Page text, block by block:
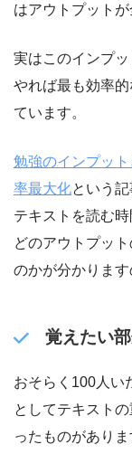
はアウトプット
実はこのインプ
やれば最も効率
ています。
勉強のインプッ
率最大化という
テキストを読む
どのアウトプッ
のかが分かります
覚えたい
おそらく100人い
としてテキスト
ったものがありま